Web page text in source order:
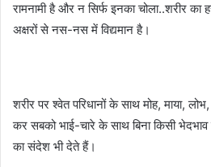
रामनामी है और न सिर्फ इनका चोला..शरीर का
अक्षरों से नस-नस में विद्यमान है।
शरीर पर श्वेत परिधानों के साथ मोह, माया,
कर सबको भाई-चारे के साथ बिना किसी
का संदेश भी देते हैं।